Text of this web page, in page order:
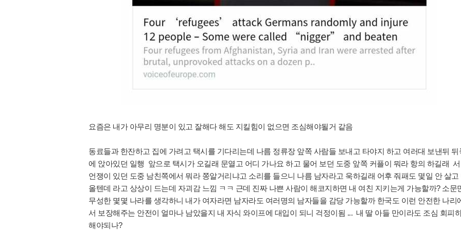
요즘은 내가 아무리 명분이 있고 잘해다 해도 지킬힘이 없으면 조심해야될거 같음
동료들과 한잔하고 집에 가려고 택시를 기다리는데 나름 정류장 앞쪽 사람들 보내고 타야지 하고 여러대 보낸뒤 뒤
에 앉아있던 일행 앞으로 택시가 오길래 문열고 어디 가나요 하고 물어 보던 도중 앞쪽 커플이 뭐라 항의 하길래
언쟁이 있던 도중 남친쪽에서 뭐라 쫑알거리냐고 소리를 들으니 나름 남자라고 욱하길래 어후 줘패도 몇일 안 살고
올텐데 라고 상상이 드는데 자괴감 느낌 ㅋㅋ 근데 진짜 나쁜 사람이 해코지하면 내 여친 지키는게 가능할까? 소문
무성한 몇몇 나라를 생각하니 내가 여자라면 남자라도 여러명의 남자들을 감당 가능할까 한국도 이런 안전한 나리
서 보장해주는 안전이 얼마나 남았을지 내 자식 와이프에 대입이 되니 걱정이됨 ... 내 딸 아들 만이라도 조심 회피
해야되나?